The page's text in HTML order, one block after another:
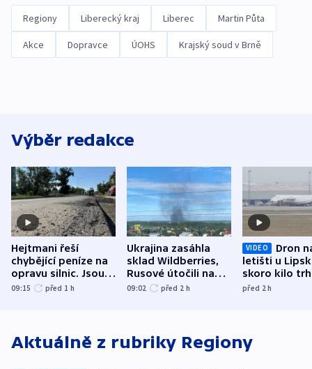
Regiony Liberecký kraj Liberec Martin Půta
Akce Dopravce ÚOHS Krajský soud v Brně
Výběr redakce
Hejtmani řeší
chybějící peníze na
opravu silnic. Jsou
nenárokové, namítá
09:15 před 1 h
Ukrajina zasáhla
sklad Wildberries,
Rusové útočili na
trh, hasiče či
09:02 před 2 h
VIDEO
Dron
letišti u
skoro kilo
indicie
před 2h
Aktuálně z rubriky Regiony